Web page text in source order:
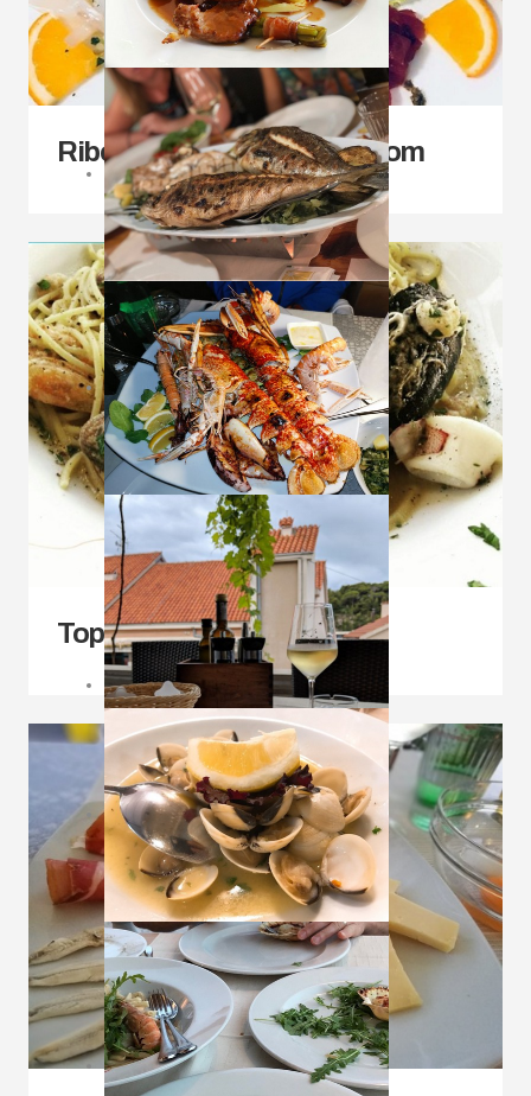
Ribe školjke, rakovi s prilogom
Topla predjela